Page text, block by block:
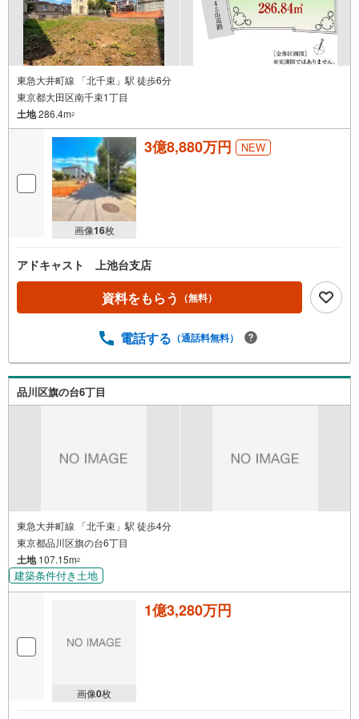
東急大井町線 「北千束」駅 徒歩6分
東京都大田区南千束1丁目
土地286.4m2
画像16枚
3億8,880万円 NEW
アドキャスト 上池台支店
資料をもらう （無料）
電話する （通話料無料）
品川区旗の台6丁目
東急大井町線 「北千束」駅 徒歩4分
東京都品川区旗の台6丁目
土地107.15m2
建築条件付き土地
画像0枚
1億3,280万円